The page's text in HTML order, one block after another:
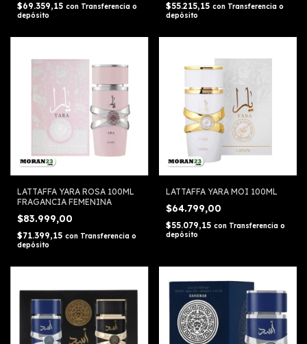
$69.359,15 con Transferencia o
depósito
$55.215,15 con Transferencia o
depósito
LATTAFFA YARA ROSA 100ML
FRAGANCIA FEMENINA
$83.999,00
$71.399,15 con Transferencia o
depósito
LATTAFFA YARA MOI 100ML
$64.799,00
$55.079,15 con Transferencia o
depósito